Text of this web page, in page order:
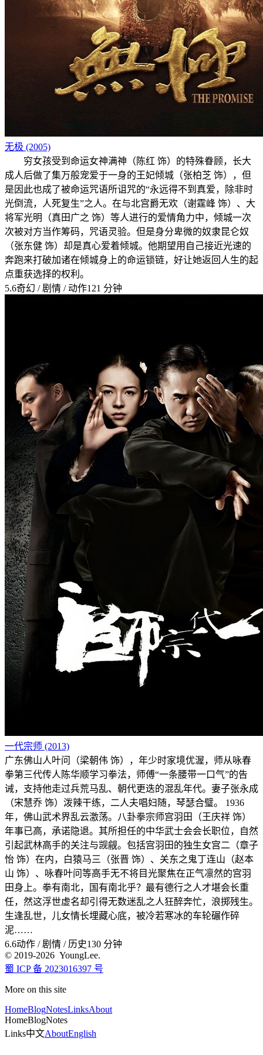
无极 (2005)
穷女孩受到命运女神满神（陈红 饰）的特殊眷顾，长大
成人后做了集万般宠爱于一身的王妃倾城（张柏芝 饰），但
是因此也成了被命运咒语所诅咒的“永远得不到真爱，除非时
光倒流，人死复生”之人。在与北宫爵无欢（谢霆峰 饰）、大
将军光明（真田广之 饰）等人进行的爱情角力中，倾城一次
次被对方当作筹码，咒语灵验。但是身分卑微的奴隶昆仑奴
（张东健 饰）却是真心爱着倾城。他期望用自己接近光速的
奔跑来打破加诸在倾城身上的命运锁链，好让她返回人生的起
点重获选择的权利。
5.6奇幻 / 剧情 / 动作121 分钟
一代宗师 (2013)
广东佛山人叶问（梁朝伟 饰），年少时家境优渥，师从咏春
拳第三代传人陈华顺学习拳法，师傅“一条腰带一口气”的告
诫，支持他走过兵荒马乱、朝代更迭的混乱年代。妻子张永成
（宋慧乔 饰）泼辣干练，二人夫唱妇随，琴瑟合璧。 1936
年，佛山武术界乱云激荡。八卦拳宗师宫羽田（王庆祥 饰）
年事已高，承诺隐退。其所担任的中华武士会会长职位，自然
引起武林高手的关注与觊觎。包括宫羽田的独生女宫二（章子
怡 饰）在内，白猿马三（张晋 饰）、关东之鬼丁连山（赵本
山 饰）、咏春叶问等高手无不将目光聚焦在正气凛然的宫羽
田身上。拳有南北，国有南北乎？最有德行之人才堪会长重
任，然这浮世虚名却引得无数迷乱之人狂醉奔忙，浪掷残生。
生逢乱世，儿女情长埋藏心底，被冷若寒冰的车轮碾作碎
泥……
6.6动作 / 剧情 / 历史130 分钟
© 2019-2026 YoungLee.
蜀 ICP 备 2023016397 号
More on this site
HomeBlogNotesLinksAbout
HomeBlogNotes
Links中文AboutEnglish